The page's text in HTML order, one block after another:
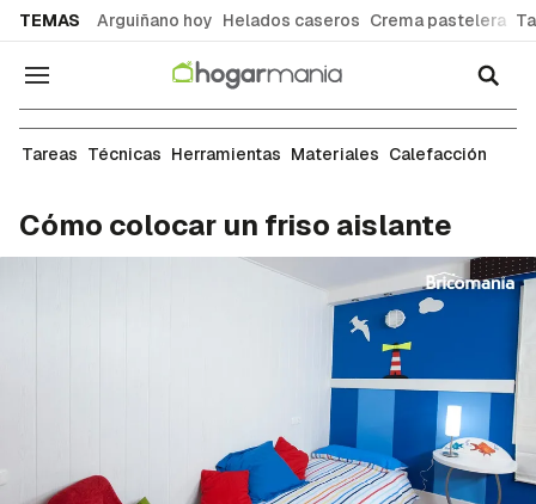
TEMAS Arguiñano hoy Helados caseros Crema pastelera
Navegación
Albañilería
Tareas Técnicas Herramientas Materiales Calefacción
Cómo colocar un friso aislante